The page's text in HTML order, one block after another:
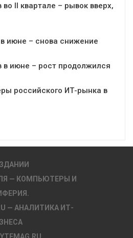
II квартале – рывок вверх,
июне – снова снижение
в июне – рост продолжился
российского ИТ-рынка в
— КОМПЬЮТЕРЫ И
— АНАЛИТИКА ИТ-